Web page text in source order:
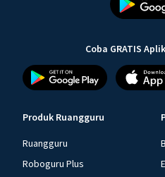
Coba GRATIS
Produk Ruangguru
Ruangguru
Roboguru Plus